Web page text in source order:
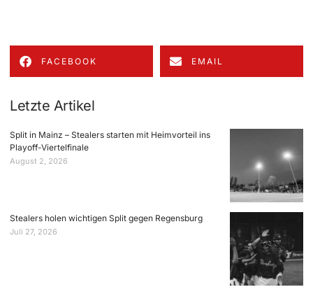
FACEBOOK EMAIL
Letzte Artikel
Split in Mainz – Stealers starten mit Heimvorteil ins
Playoff-Viertelfinale
August 2, 2026
Stealers holen wichtigen Split gegen Regensburg
Juli 27, 2026